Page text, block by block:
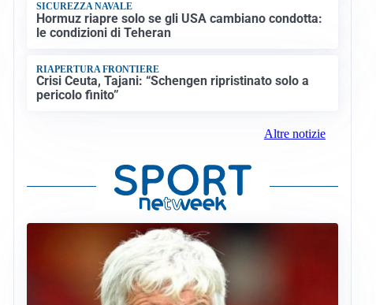
SICUREZZA NAVALE
Hormuz riapre solo se gli USA cambiano condotta:
le condizioni di Teheran
RIAPERTURA FRONTIERE
Crisi Ceuta, Tajani: “Schengen ripristinato solo a
pericolo finito”
Altre notizie